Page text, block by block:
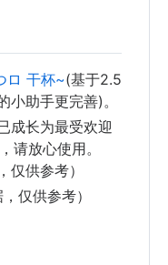
ロ 干杯~(基于2.5
小助手更完善)。
成长为最受欢迎
请放心使用。
仅供参考）
仅供参考）